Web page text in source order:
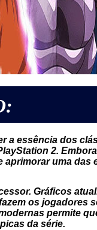
a essência dos
2.
uma das
Gráficos
os jogadores
permite
da série.